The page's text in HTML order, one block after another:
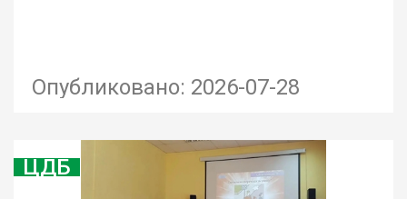
Опубликовано: 2026-07-28
ЦДБ